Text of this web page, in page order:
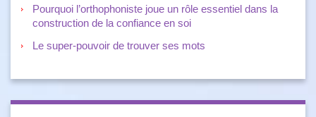
Pourquoi l’orthophoniste joue un rôle essentiel dans la
construction de la confiance en soi
Le super-pouvoir de trouver ses mots